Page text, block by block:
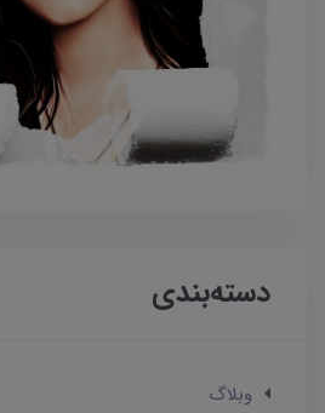
دسته‌بندی
وبلاگ